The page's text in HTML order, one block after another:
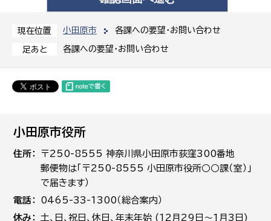
現在位置 小田原市 各課への要望・お問い合わせ
足あと 各課への要望・お問い合わせ
小田原市役所
住所
〒250-8555 神奈川県小田原市荻窪300番地
郵便物は「〒250-8555 小田原市役所○○課（室）」
で届きます）
電話
0465-33-1300（総合案内）
休み
土､日､祝日、休日、年末年始 (12月29日～1月3日)